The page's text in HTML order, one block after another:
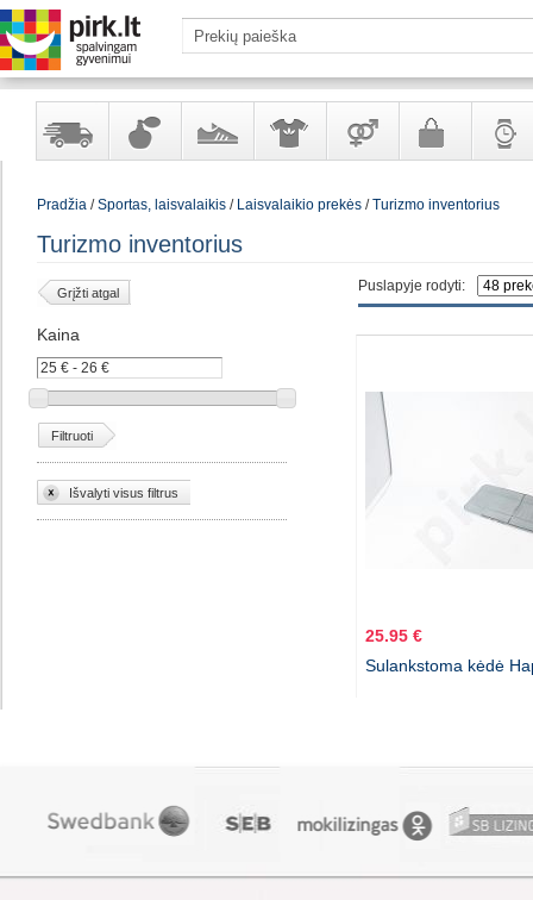
Yra
Kvepalai
kosmetika
AvalynėAprangaPrekės
Galanterija
Pradžia/Sportas, laisvalaikis/ Laisvalaikio prekės/Turizmo inventorius
Turizmo inventorius
Puslapyje rodyti:
Grįžti atgal
Kaina
Filtruoti
Išvalyti visus filtrus
25.95 €
Sulankstoma kėdė